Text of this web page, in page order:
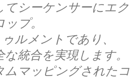
シーケンサーにエク
プ。
ルメントであり、
統合を実現します。
マッピングされたコ